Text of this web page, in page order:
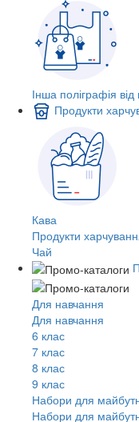
Інша поліграфія від
Продукти
Кава
Продукти
Чай
Для навчання
Для навчання
6 клас
7 клас
8 клас
9 клас
Набори для
Набори для